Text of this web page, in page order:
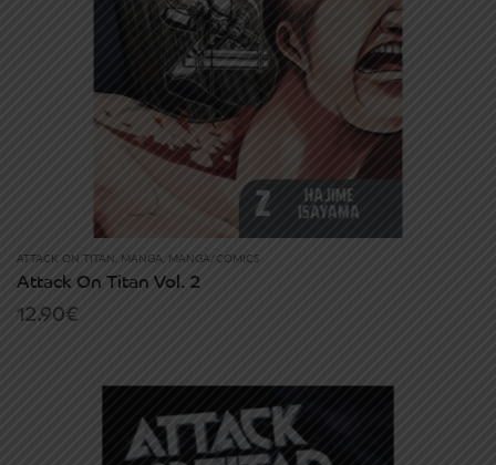
ATTACK ON TITAN , MANGA, MANGA/COMICS
Attack On Titan Vol. 2
12.90€